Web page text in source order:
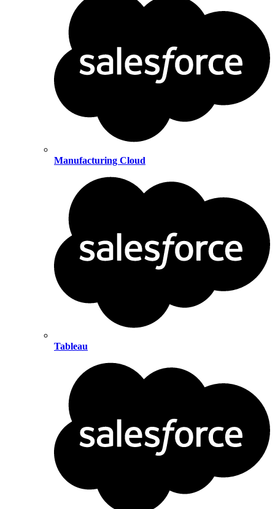
Manufacturing Cloud
Tableau